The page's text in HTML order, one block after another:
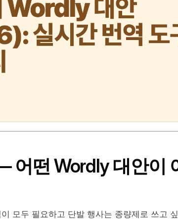
어떤 Wordly 대안이
모두 필요하고 단발 행사는 종량제로 쓰고